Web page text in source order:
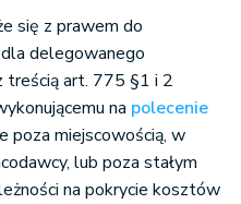
się z prawem do
delegowanego
treścią art. 775 §1 i 2
na polecenie
poza miejscowością, w
lub poza stałym
na pokrycie kosztów